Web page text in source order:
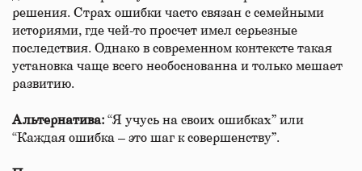
решения. Страх ошибки часто связан с семейными
историями, где чей-то просчет имел серьезные
последствия. Однако в современном контексте такая
установка чаще всего необоснованна и только мешает
развитию.
Альтернатива: “Я учусь на своих ошибках” или
“Каждая ошибка – это шаг к совершенству”.